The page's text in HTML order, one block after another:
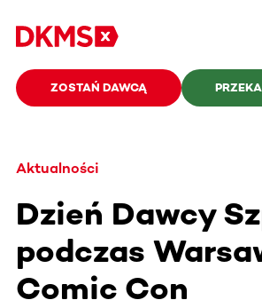
ZOSTAŃ DAWCĄ
Aktualności
Dzień Dawcy
podczas
Comic Con